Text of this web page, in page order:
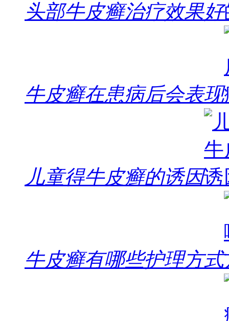
头部牛皮癣治疗效果好
牛皮癣在患病后会表现
儿童得牛皮癣的诱因
牛皮癣有哪些护理方式